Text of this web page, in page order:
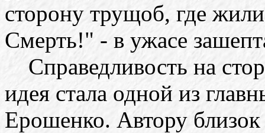
сторону трущоб, где
Смерть!" - в ужасе
Справедливость на
идея стала одной из
Ерошенко. Автору